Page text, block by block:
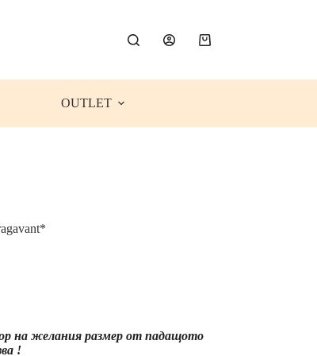
Shopping
OUTLET
на желания размер от падащото
!